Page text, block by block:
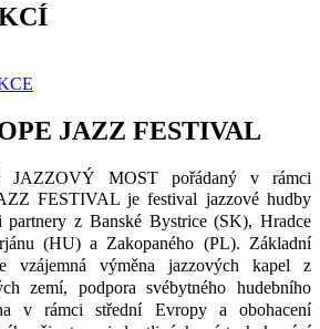
JAZZ FESTIVAL
JAZZOVÝ MOST pořádaný v rámci
FESTIVAL je festival jazzové hudby
partnery z Banské Bystrice(SK), Hradce
(HU) a Zakopaného (PL). Základní
vzájemná výměna jazzových kapel z
zemí, podpora svébytného hudebního
v rámci střední Evropya obohacení